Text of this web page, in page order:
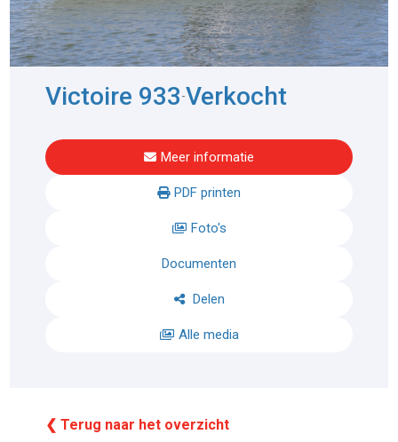
Victoire 933-Verkocht
Meer informatie
PDF printen
Foto's
Documenten
Delen
Alle media
❮ Terug naar het overzicht